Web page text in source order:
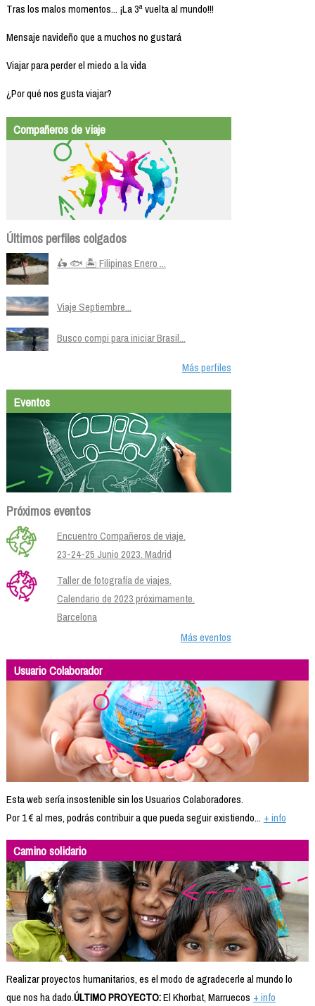
Tras los malos momentos... ¡La 3ª vuelta al mundo!!!
Mensaje navideño que a muchos no gustará
Viajar para perder el miedo a la vida
¿Por qué nos gusta viajar?
Compañeros de viaje
Últimos perfiles colgados
🛵 🐟 🏝️ Filipinas Enero ...
Viaje Septiembre...
Busco compi para iniciar Brasil...
Más perfiles
Eventos
Próximos eventos
Encuentro Compañeros de viaje.
23-24-25 Junio 2023. Madrid
Taller de fotografía de viajes.
Calendario de 2023 próximamente.
Barcelona
Más eventos
Usuario Colaborador
Esta web sería insostenible sin los Usuarios Colaboradores.
Por 1 € al mes, podrás contribuir a que pueda seguir existiendo... + info
Camino solidario
Realizar proyectos humanitarios, es el modo de agradecerle al mundo lo
que nos ha dado.ÚLTIMO PROYECTO:El Khorbat, Marruecos + info